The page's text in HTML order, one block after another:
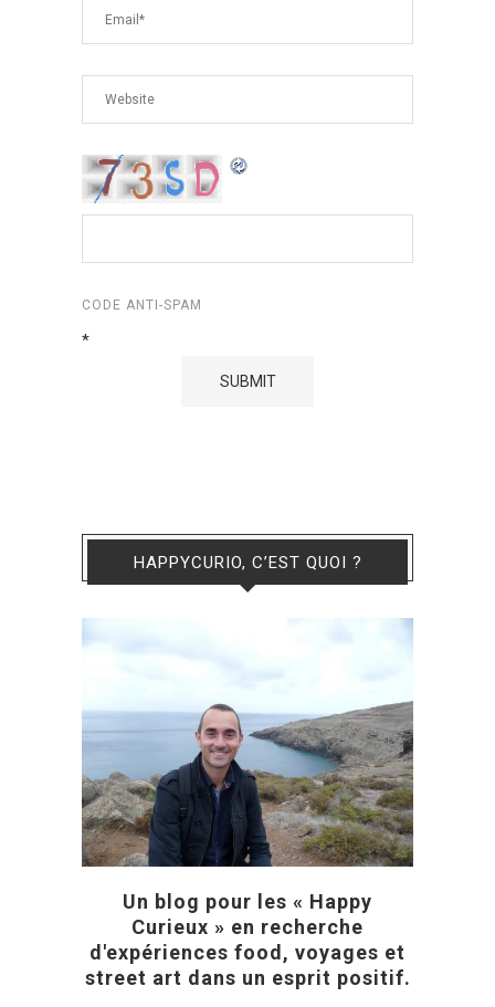
CODE ANTI-SPAM
*
HAPPYCURIO, C’EST QUOI ?
Un blog pour les « Happy
Curieux » en recherche
d'expériences food, voyages et
street art dans un esprit positif.